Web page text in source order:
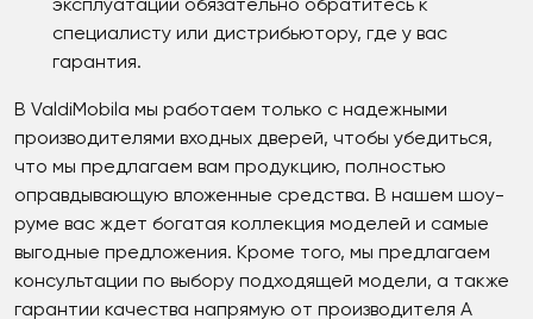
эксплуатации обязательно обратитесь к
специалисту или дистрибьютору, где у вас
гарантия.
В ValdiMobila мы работаем только с надежными
производителями входных дверей, чтобы убедиться,
что мы предлагаем вам продукцию, полностью
оправдывающую вложенные средства. В нашем шоу-
руме вас ждет богатая коллекция моделей и самые
выгодные предложения. Кроме того, мы предлагаем
консультации по выбору подходящей модели, а также
гарантии качества напрямую от производителя А